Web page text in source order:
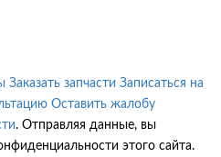
Заказать запчасти Записаться на
Оставить жалобу
. Отправляя данные, вы
этого сайта.